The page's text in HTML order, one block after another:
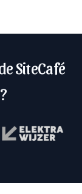
SiteCafé